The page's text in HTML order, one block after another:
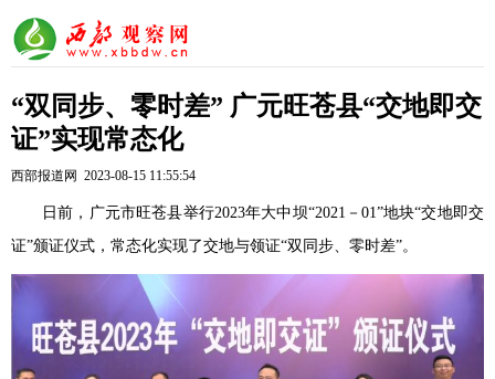
“双同步、零时差” 广元旺苍县“交地即交
证”实现常态化
西部报道网 2023-08-15 11:55:54
日前，广元市旺苍县举行2023年大中坝“2021－01”地块“交地即交
证”颁证仪式，常态化实现了交地与领证“双同步、零时差”。